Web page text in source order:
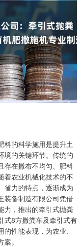
料的科学施用是提升土
境的关键环节。传统的
存在撒布不均匀、肥料
着农业机械化技术的不
省力的特点，逐渐成为
装备制造有限公司凭借
力，推出的牵引式抛粪
式8方撒粪车及牵引式有
性能表现，为农业、
。